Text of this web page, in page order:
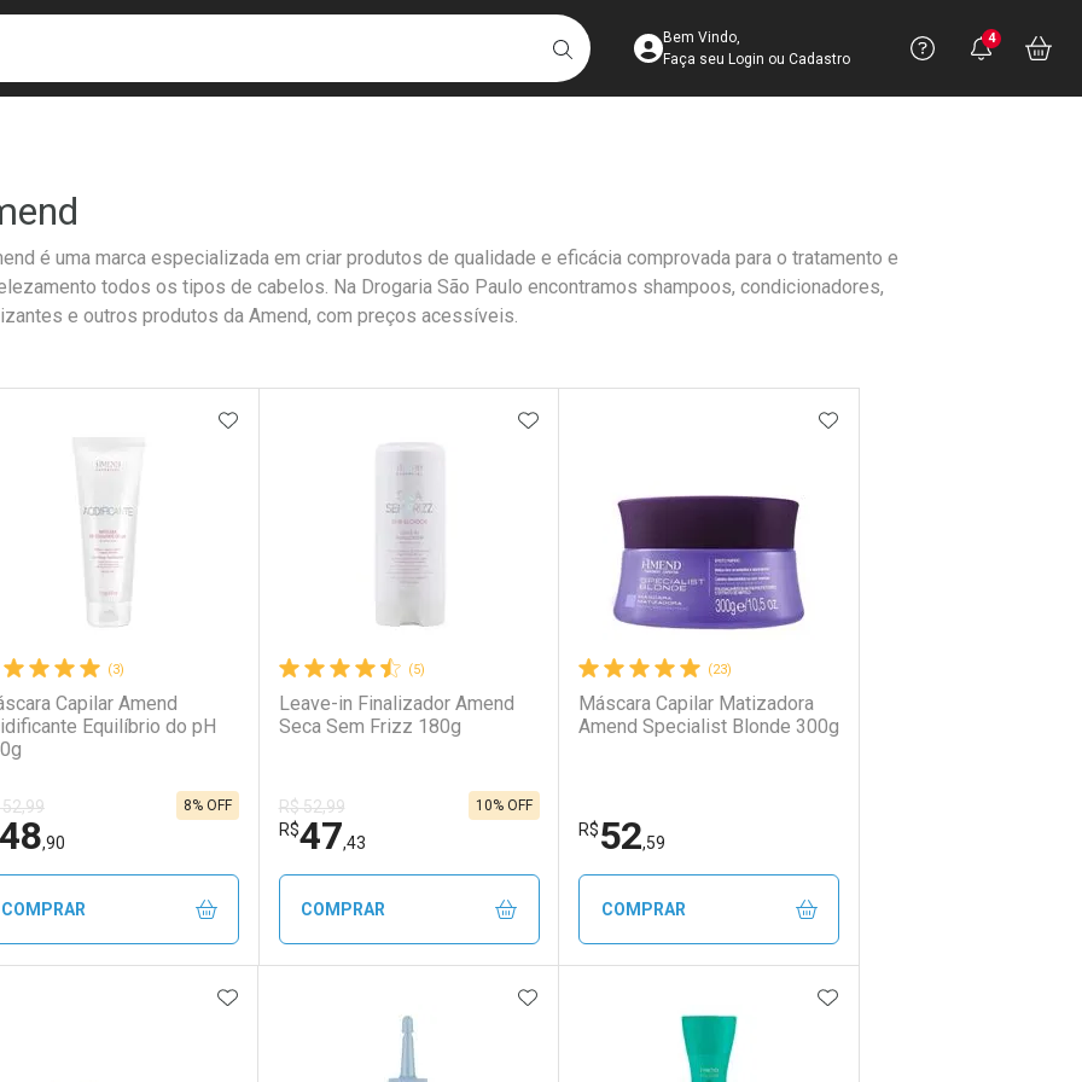
BUSCARAcesse sua Conta
Bem Vindo,
Faça seu Login ou Cadastro
Precisa
Ver Recursos
Você
4
é uma marca especializada em criar produtos de qualidade e eficácia comprovada para o tratamento e
todos os tipos de cabelos. Na Drogaria São Paulo encontramos shampoos, condicionadores,
e outros produtos da Amend, com preços acessíveis.
(3)
Capilar Amend
Equilíbrio do pH
52,99
48,90
8% OFF
ADICIONAR AOS FAVORITOS
COMPRAR
FECHAR
FECHAR
(5)
Leave-in Finalizador Amend
Seca Sem Frizz 180g
R$ 52,99
R$47,43
10% OFF
ADICIONAR AOS FAVORITOS
COMPRAR
FECHAR
Laboratório
FECHAR
Por Menos
(23)
Máscara Capilar Matizadora
Amend Specialist Blonde 300g
R$52,59
ADICIONAR AOS
COMPRAR
FECHAR
Laboratório
FECHAR
Por Menos
ADICIONAR AOS FAVORITOS ADICIONAR AOS FAVORITOS ADICIONAR AOS